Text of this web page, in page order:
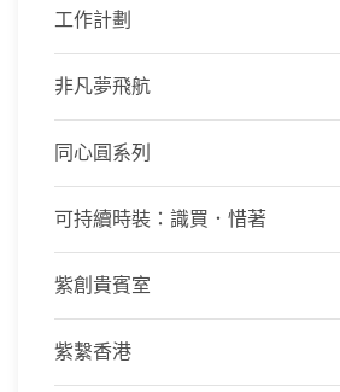
工作計劃
非凡夢飛航
同心圓系列
可持續時裝：識買．惜著
紫創貴賓室
紫繫香港